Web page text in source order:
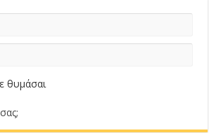
θυμάσαι